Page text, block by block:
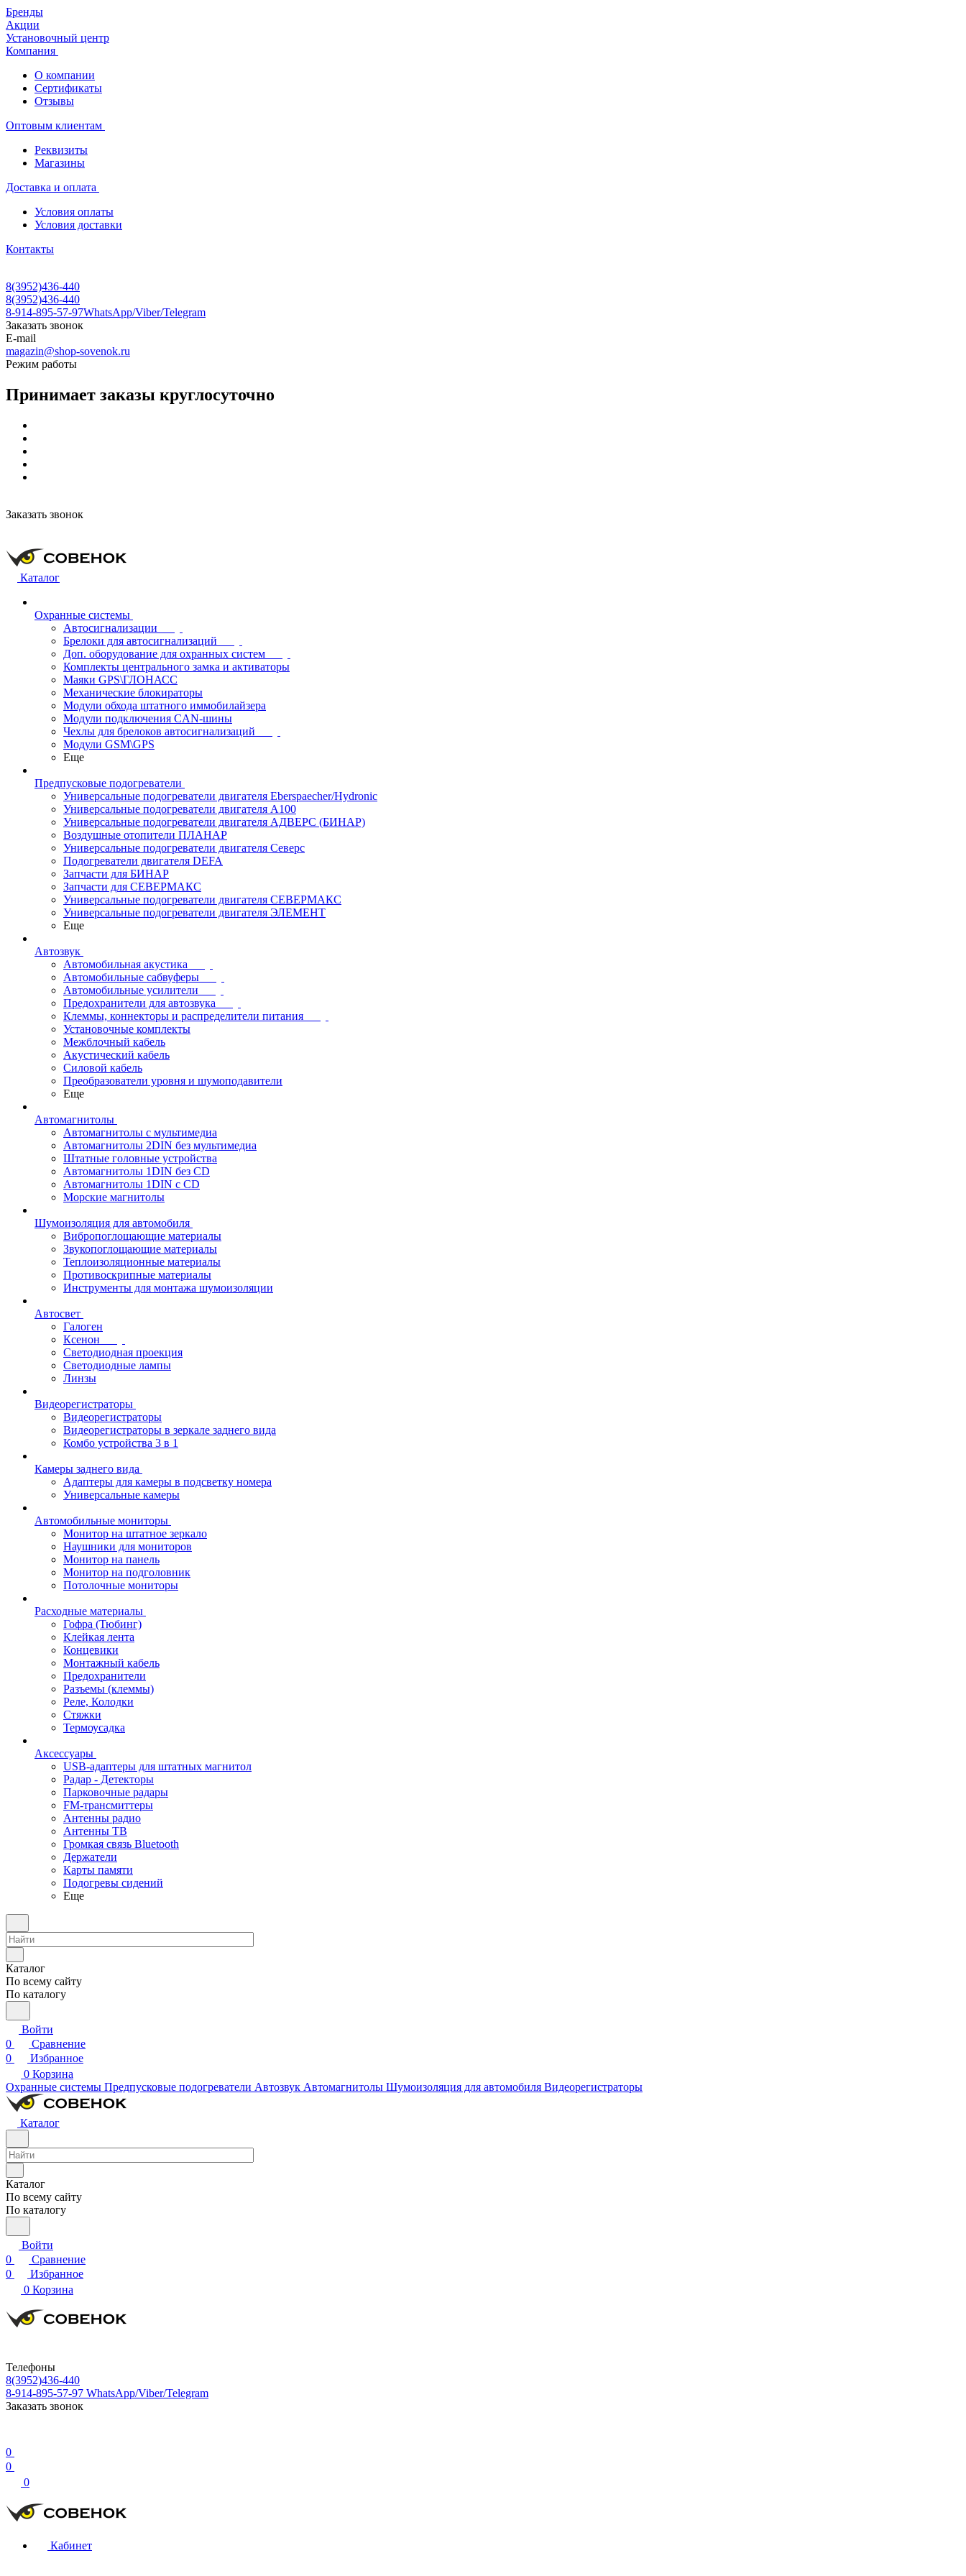
Бренды
Акции
Установочный центр
Компания
О компании
Сертификаты
Отзывы
Оптовым клиентам
Реквизиты
Магазины
Доставка и оплата
Условия оплаты
Условия доставки
Контакты
8(3952)436-440
8(3952)436-440
8-914-895-57-97WhatsApp/Viber/Telegram
Заказать звонок
E-mail
magazin@shop-sovenok.ru
Режим работы
Принимает заказы круглосуточно
Заказать звонок
Каталог
Охранные системы
Автосигнализации
Брелоки для автосигнализаций
Доп. оборудование для охранных систем
Комплекты центрального замка и активаторы
Маяки GPS\ГЛОНАСС
Механические блокираторы
Модули обхода штатного иммобилайзера
Модули подключения CAN-шины
Чехлы для брелоков автосигнализаций
Модули GSM\GPS
Еще
Предпусковые подогреватели
Универсальные подогреватели двигателя Eberspaecher/Hydronic
Универсальные подогреватели двигателя A100
Универсальные подогреватели двигателя АДВЕРС (БИНАР)
Воздушные отопители ПЛАНАР
Универсальные подогреватели двигателя Северс
Подогреватели двигателя DEFA
Запчасти для БИНАР
Запчасти для СЕВЕРМАКС
Универсальные подогреватели двигателя СЕВЕРМАКС
Универсальные подогреватели двигателя ЭЛЕМЕНТ
Еще
Автозвук
Автомобильная акустика
Автомобильные сабвуферы
Автомобильные усилители
Предохранители для автозвука
Клеммы, коннекторы и распределители питания
Установочные комплекты
Межблочный кабель
Акустический кабель
Силовой кабель
Преобразователи уровня и шумоподавители
Еще
Автомагнитолы
Автомагнитолы с мультимедиа
Автомагнитолы 2DIN без мультимедиа
Штатные головные устройства
Автомагнитолы 1DIN без CD
Автомагнитолы 1DIN с CD
Морские магнитолы
Шумоизоляция для автомобиля
Вибропоглощающие материалы
Звукопоглощающие материалы
Теплоизоляционные материалы
Противоскрипные материалы
Инструменты для монтажа шумоизоляции
Автосвет
Галоген
Ксенон
Светодиодная проекция
Светодиодные лампы
Линзы
Видеорегистраторы
Видеорегистраторы
Видеорегистраторы в зеркале заднего вида
Комбо устройства 3 в 1
Камеры заднего вида
Адаптеры для камеры в подсветку номера
Универсальные камеры
Автомобильные мониторы
Монитор на штатное зеркало
Наушники для мониторов
Монитор на панель
Монитор на подголовник
Потолочные мониторы
Расходные материалы
Гофра (Тюбинг)
Клейкая лента
Концевики
Монтажный кабель
Предохранители
Разъемы (клеммы)
Реле, Колодки
Стяжки
Термоусадка
Аксессуары
USB-адаптеры для штатных магнитол
Радар - Детекторы
Парковочные радары
FM-трансмиттеры
Антенны радио
Антенны ТВ
Громкая связь Bluetooth
Держатели
Карты памяти
Подогревы сидений
Еще
Каталог
По всему сайту
По каталогу
Войти
0
Сравнение
0
Избранное
0 Корзина
Охранные системы Предпусковые подогреватели Автозвук Автомагнитолы Шумоизоляция для автомобиля Видеорегистраторы
Каталог
Каталог
По всему сайту
По каталогу
Войти
0
Сравнение
0
Избранное
0 Корзина
Телефоны
8(3952)436-440
8-914-895-57-97 WhatsApp/Viber/Telegram
Заказать звонок
0
0
0
Кабинет